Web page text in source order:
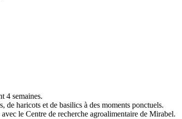
4 semaines.
de haricots et de basilics à des moments ponctuels.
le Centre de recherche agroalimentaire de Mirabel.